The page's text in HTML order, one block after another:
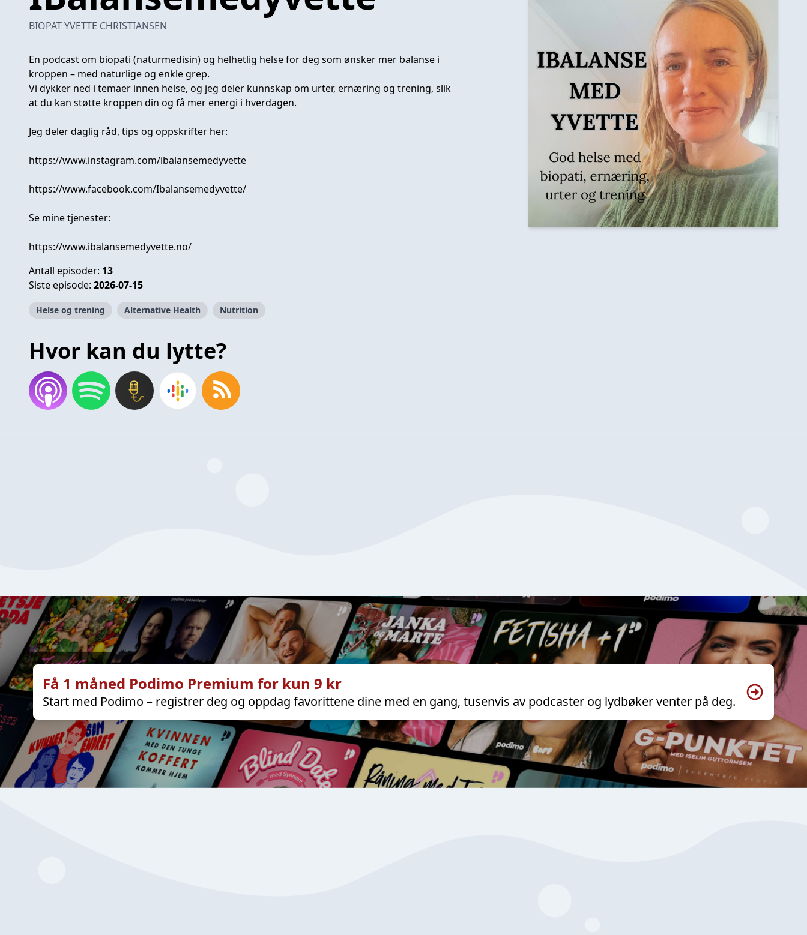
BIOPAT YVETTE CHRISTIANSEN
En podcast om biopati (naturmedisin) og helhetlig helse for deg som ønsker mer balanse i
kroppen – med naturlige og enkle grep.
Vi dykker ned i temaer innen helse, og jeg deler kunnskap om urter, ernæring og trening, slik
at du kan støtte kroppen din og få mer energi i hverdagen.
Jeg deler daglig råd, tips og oppskrifter her:
https://www.instagram.com/ibalansemedyvette
https://www.facebook.com/Ibalansemedyvette/
Se mine tjenester:
https://www.ibalansemedyvette.no/
Antall episoder: 13
Siste episode: 2026-07-15
Helse og trening Alternative Health Nutrition
Hvor kan du lytte?
Få 1 måned Podimo Premium for kun 9 kr
Start med Podimo – registrer deg og oppdag favorittene dine med en gang, tusenvis av podcaster og lydbøker venter på deg.